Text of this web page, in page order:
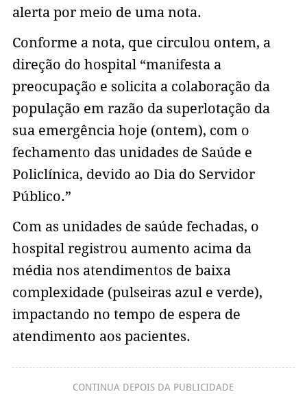
alerta por meio de uma nota.
Conforme a nota, que circulou ontem, a
direção do hospital “manifesta a
preocupação e solicita a colaboração da
população em razão da superlotação da
sua emergência hoje (ontem), com o
fechamento das unidades de Saúde e
Policlínica, devido ao Dia do Servidor
Público.”
Com as unidades de saúde fechadas, o
hospital registrou aumento acima da
média nos atendimentos de baixa
complexidade (pulseiras azul e verde),
impactando no tempo de espera de
atendimento aos pacientes.
CONTINUA DEPOIS DA PUBLICIDADE